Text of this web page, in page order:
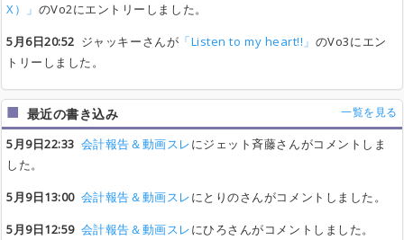
X）」 のVo2にエントリーしました。
5月6日20:52 ジャッキーさんが 「Listen to my heart!!」 のVo3にエン
トリーしました。
最近の書き込み 一覧を見る
5月9日22:33 会計報告＆動画スレにジェット斉藤さんがコメントしま
した。
5月9日13:00 会計報告＆動画スレにとりのさんがコメントしました。
5月9日12:59 会計報告＆動画スレにひろさんがコメントしました。